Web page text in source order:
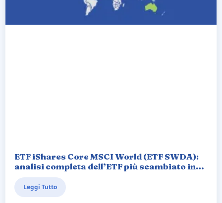
ETF iShares Core MSCI World (ETF SWDA):
analisi completa dell’ETF più scambiato in
Italia
Leggi Tutto